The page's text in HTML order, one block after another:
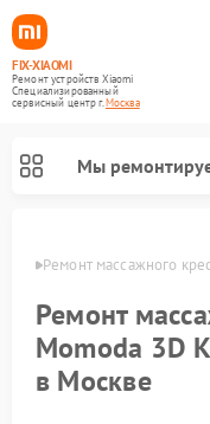
FIX-XIAOMI
Ремонт устройств Xiaomi
Специализированный
cервисный центр г.Москва
Мы
Ремонт массажного
Ремонт
Momoda 3D
в Москве